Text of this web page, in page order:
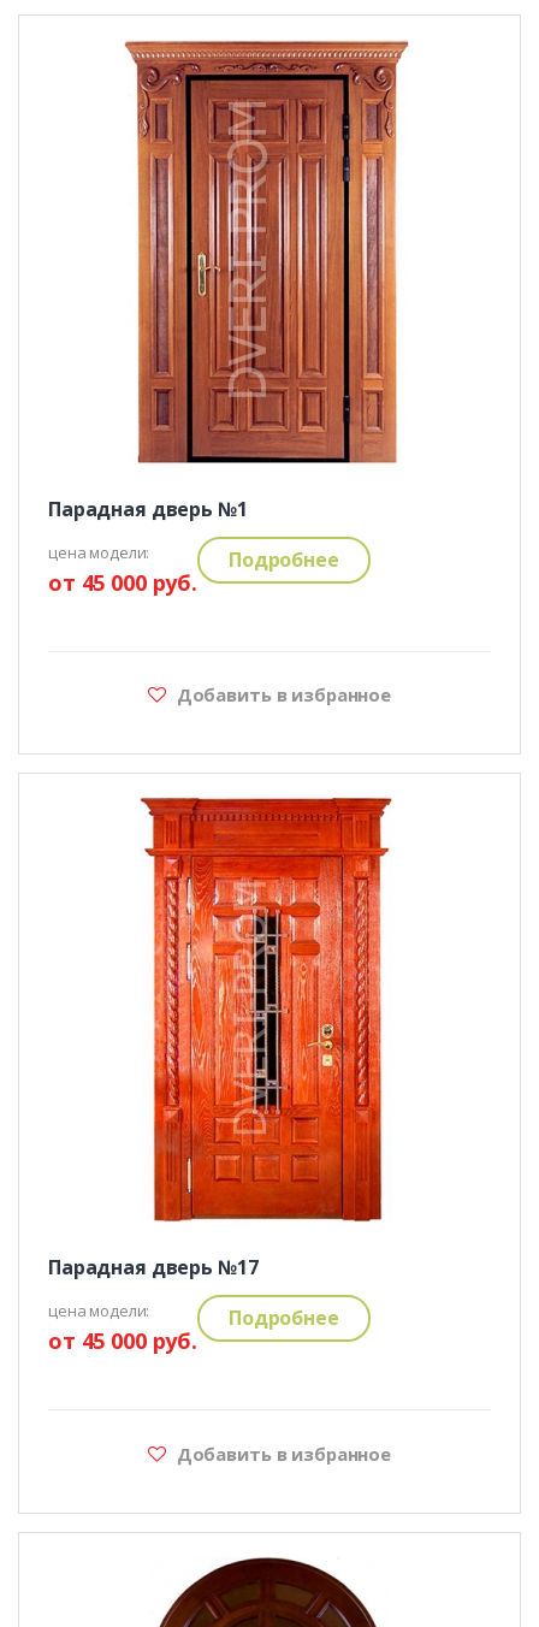
Парадная дверь №1
цена модели:
от 45 000 руб.
Подробнее
Добавить в избранное
Парадная дверь №17
цена модели:
от 45 000 руб.
Подробнее
Добавить в избранное